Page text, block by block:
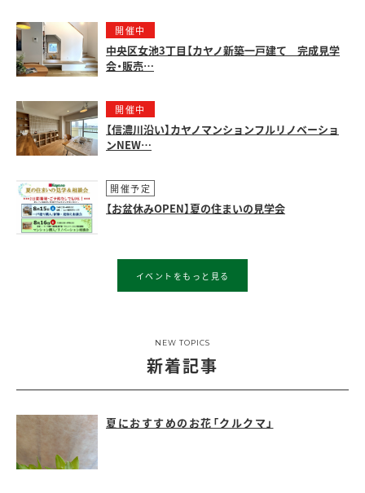
開催中
中央区女池3丁目【カヤノ新築一戸建て 完成見学
会・販売…
開催中
【信濃川沿い】カヤノマンションフルリノベーショ
ンNEW…
開催予定
【お盆休みOPEN】夏の住まいの見学会
イベントをもっと見る
NEW TOPICS
新着記事
夏におすすめのお花「クルクマ」